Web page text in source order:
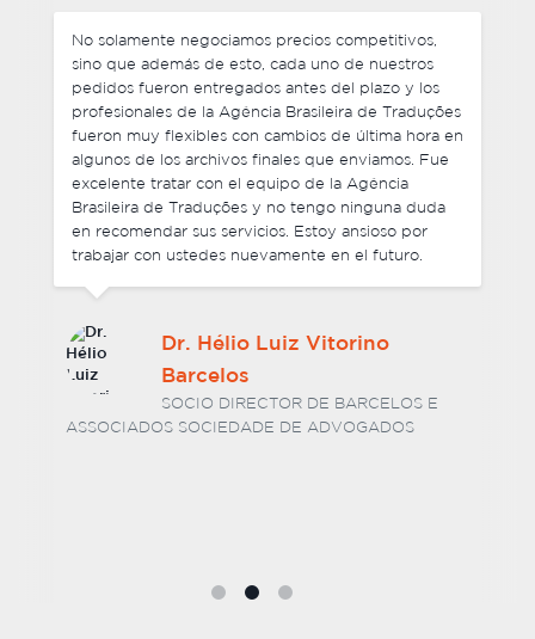
En general quedé encantada con la calidad de
servicio y la Agência Brasileira de Traduções
superó mis expectativas, en términos de calidad de
la traducción, plazos y servicio personalizado.
Fueron altamente atentos, profesionales y su
trabajo fue fundamental para el éxito del proyecto.
Me gustaría recomendar la Agência Brasileira de
Traduções para otras organizaciones exigentes que
requieran traducción de textos altamente
complejos.
Elizabeth Salguero
COORDINADORA DE PROGRAMAS Y
PROYECTOS DE ONU MUJERES
BOLIVIA